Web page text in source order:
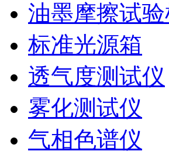
油墨摩擦试
标准光源箱
透气度测试仪
雾化测试仪
气相色谱仪